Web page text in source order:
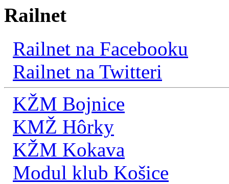
Railnet
Railnet na Facebooku
Railnet na Twitteri
KŽM Bojnice
KMŽ Hôrky
KŽM Kokava
Modul klub Košice